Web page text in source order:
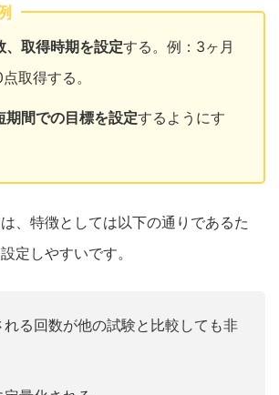
、取得時期を設定する。例：3ヶ月
取得する。
期間での目標を設定するようにす
、特徴としては以下の通りであるた
定しやすいです。
れる回数が他の試験と比較しても非